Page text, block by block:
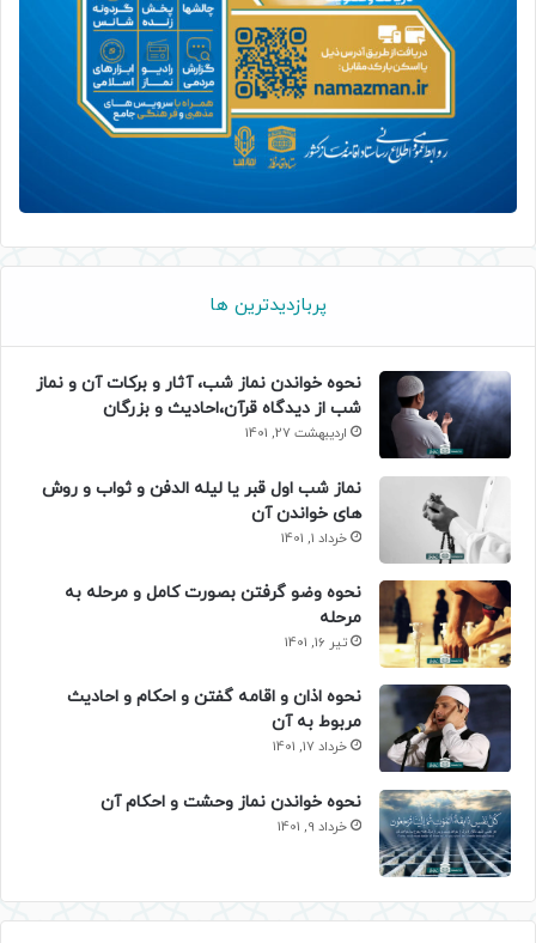
پربازدیدترین ها
نحوه خواندن نماز شب، آثار و برکات آن و نماز
شب از دیدگاه قرآن،احادیث و بزرگان
اردیبهشت 27, 1401
نماز شب اول قبر یا لیله الدفن و ثواب و روش
های خواندن آن
خرداد 1, 1401
نحوه وضو گرفتن بصورت کامل و مرحله به
مرحله
تیر 16, 1401
نحوه اذان و اقامه گفتن و احکام و احادیث
مربوط به آن
خرداد 17, 1401
نحوه خواندن نماز وحشت و احکام آن
خرداد 9, 1401